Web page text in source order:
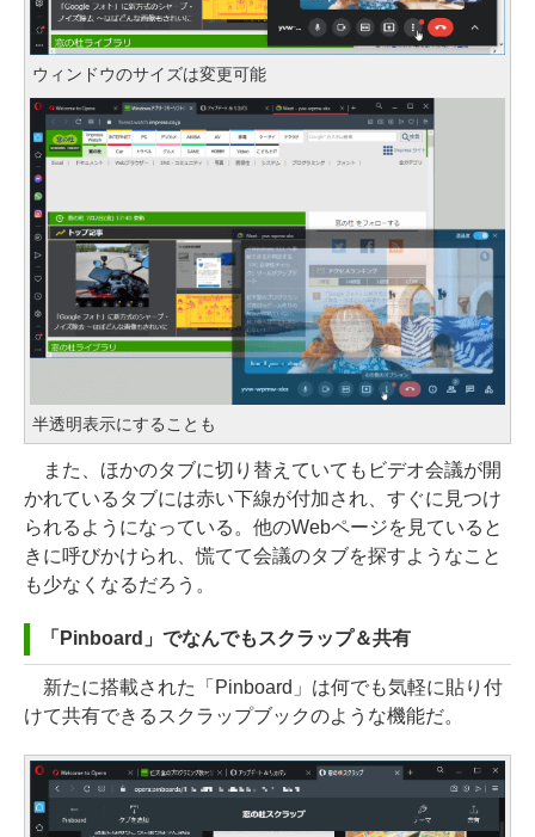
ウィンドウのサイズは変更可能
半透明表示にすることも
また、ほかのタブに切り替えていてもビデオ会議が開
かれているタブには赤い下線が付加され、すぐに見つけ
られるようになっている。他のWebページを見ていると
きに呼びかけられ、慌てて会議のタブを探すようなこと
も少なくなるだろう。
「Pinboard」でなんでもスクラップ＆共有
新たに搭載された「Pinboard」は何でも気軽に貼り付
けて共有できるスクラップブックのような機能だ。